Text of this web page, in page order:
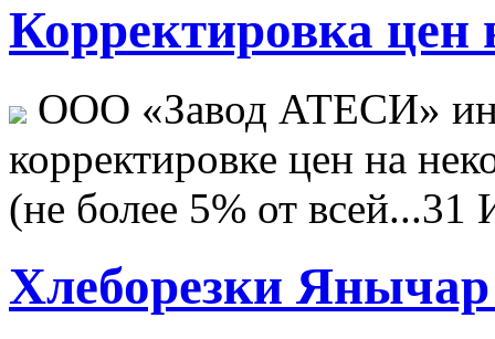
Корректировка цен
ООО «Завод АТЕСИ»
корректировке цен на
(не более 5% от всей...31
Хлеборезки Янычар